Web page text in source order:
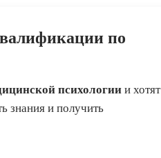
по
психологиии хотят
знания и получить